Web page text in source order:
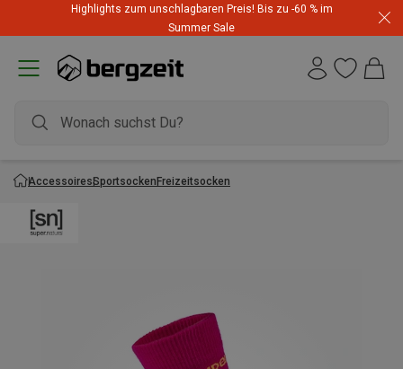
Highlights zum unschlagbaren Preis! Bis zu -60 % im
Summer Sale
AccessoiresSportsockenFreizeitsocken